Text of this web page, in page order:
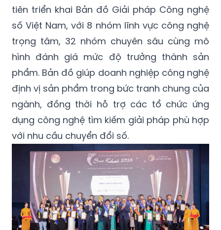
trọng tâm, 32 nhóm chuyên sâu cùng mô
hình đánh giá mức độ trưởng thành sản
phẩm. Bản đồ giúp doanh nghiệp công nghệ
định vị sản phẩm trong bức tranh chung của
ngành, đồng thời hỗ trợ các tổ chức ứng
dụng công nghệ tìm kiếm giải pháp phù hợp
với nhu cầu chuyển đổi số.